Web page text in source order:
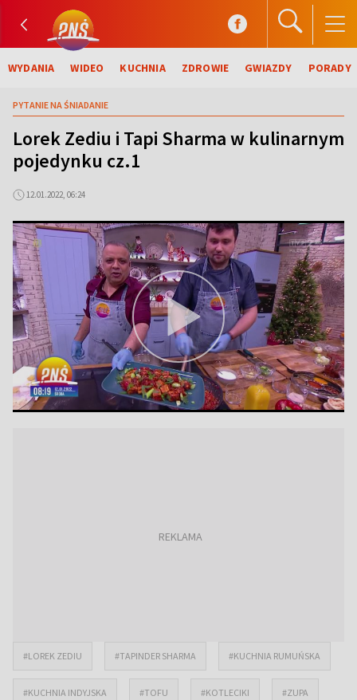
WYDANIA WIDEO KUCHNIA ZDROWIE GWIAZDY PORADY
PYTANIE NA ŚNIADANIE
Lorek Zediu i Tapi Sharma w kulinarnym
pojedynku cz.1
12.01.2022, 06:24
#LOREK ZEDIU #TAPINDER SHARMA #KUCHNIA RUMUŃSKA
#KUCHNIA INDYJSKA #TOFU #KOTLECIKI #ZUPA